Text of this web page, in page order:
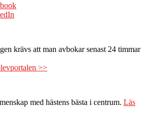
krävs att man avbokar senast 24 timmar
>>
med hästens bästa i centrum. Läs